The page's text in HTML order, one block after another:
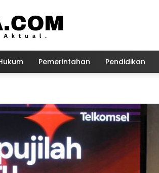
Pemerintahan Pendidikan